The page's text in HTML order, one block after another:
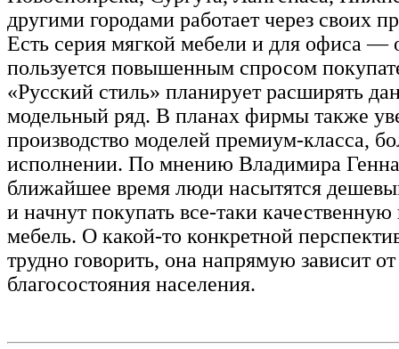
другими городами работает через своих
Есть серия мягкой мебели и для офиса —
пользуется повышенным спросом
«Русский стиль» планирует расширять
модельный ряд. В планах фирмы также
производство моделей премиум-класса,
исполнении. По мнению Владимира
ближайшее время люди насытятся
и начнут покупать все-таки
мебель. О какой-то конкретной
трудно говорить, она напрямую зависит от
благосостояния населения.